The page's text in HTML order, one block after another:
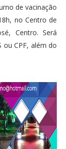
de vacinação
no Centro de
Centro. Será
ou CPF, além do